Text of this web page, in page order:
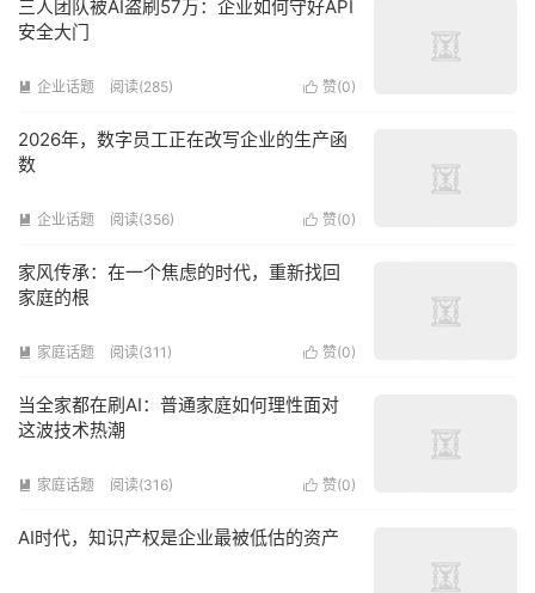
三人团队被AI盗刷57万：企业如何守好API
安全大门
 赞(0)
 企业话题 阅读(285)
2026年，数字员工正在改写企业的生产函
数
 赞(0)
 企业话题 阅读(356)
家风传承：在一个焦虑的时代，重新找回
家庭的根
 赞(0)
 家庭话题 阅读(311)
当全家都在刷AI：普通家庭如何理性面对
这波技术热潮
 赞(0)
 家庭话题 阅读(316)
AI时代，知识产权是企业最被低估的资产